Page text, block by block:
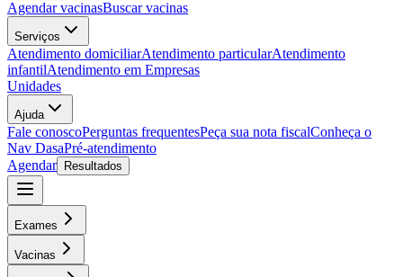
Agendar vacinasBuscar vacinas
Serviços
Atendimento domiciliarAtendimento particularAtendimento
infantilAtendimento em Empresas
Unidades
Ajuda
Fale conoscoPerguntas frequentesPeça sua nota fiscalConheça o
Nav DasaPré-atendimento
Agendar
Resultados
Exames
Vacinas